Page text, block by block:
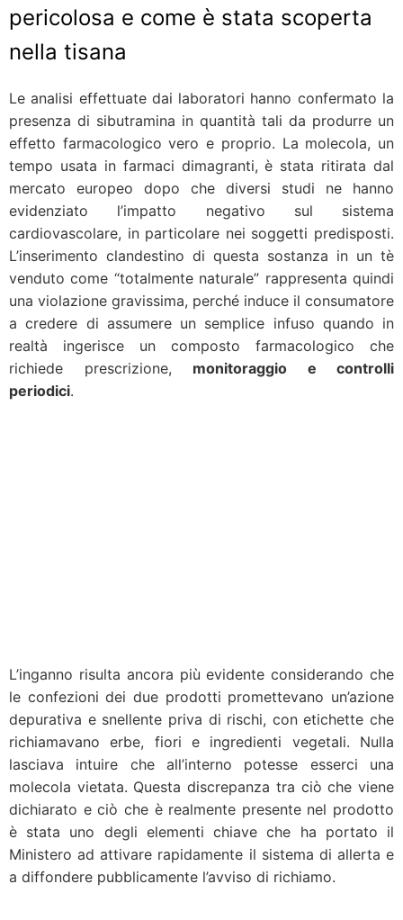
pericolosa e come è stata scoperta
nella tisana
Le analisi effettuate dai laboratori hanno confermato la
presenza di sibutramina in quantità tali da produrre un
effetto farmacologico vero e proprio. La molecola, un
tempo usata in farmaci dimagranti, è stata ritirata dal
mercato europeo dopo che diversi studi ne hanno
evidenziato l’impatto negativo sul sistema
cardiovascolare, in particolare nei soggetti predisposti.
L’inserimento clandestino di questa sostanza in un tè
venduto come “totalmente naturale” rappresenta quindi
una violazione gravissima, perché induce il consumatore
a credere di assumere un semplice infuso quando in
realtà ingerisce un composto farmacologico che
richiede prescrizione, monitoraggio e controlli
periodici.
L’inganno risulta ancora più evidente considerando che
le confezioni dei due prodotti promettevano un’azione
depurativa e snellente priva di rischi, con etichette che
richiamavano erbe, fiori e ingredienti vegetali. Nulla
lasciava intuire che all’interno potesse esserci una
molecola vietata. Questa discrepanza tra ciò che viene
dichiarato e ciò che è realmente presente nel prodotto
è stata uno degli elementi chiave che ha portato il
Ministero ad attivare rapidamente il sistema di allerta e
a diffondere pubblicamente l’avviso di richiamo.